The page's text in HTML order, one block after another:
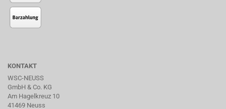
KONTAKT
WSC-NEUSS
GmbH & Co. KG
Am Hagelkreuz 10
41469 Neuss